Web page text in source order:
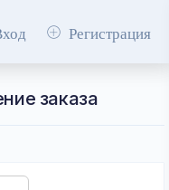
Регистрация
заказа